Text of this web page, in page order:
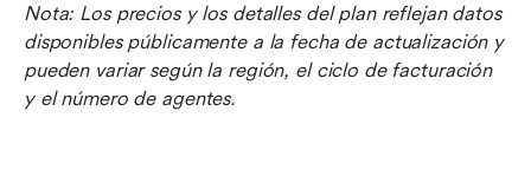
Nota: Los precios y los detalles del plan reflejan datos
disponibles públicamente a la fecha de actualización y
pueden variar según la región, el ciclo de facturación
y el número de agentes.